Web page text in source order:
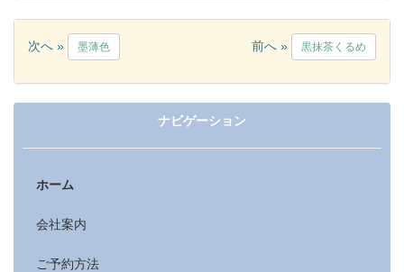
次へ » 墨薄色 前へ » 黒抹茶くるめ
ナビゲーション
ホーム
会社案内
ご予約方法